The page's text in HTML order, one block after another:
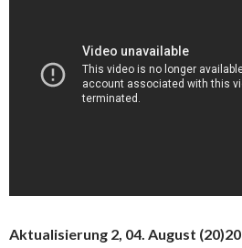
Aktualisierung 2, 04. August (20)20